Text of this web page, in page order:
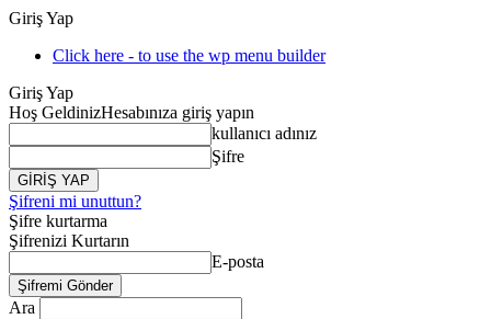
Giriş Yap
Click here - to use the wp menu builder
Giriş Yap
Hoş GeldinizHesabınıza giriş yapın
kullanıcı adınız
Şifre
Şifreni mi unuttun?
Şifre kurtarma
Şifrenizi Kurtarın
E-posta
Ara